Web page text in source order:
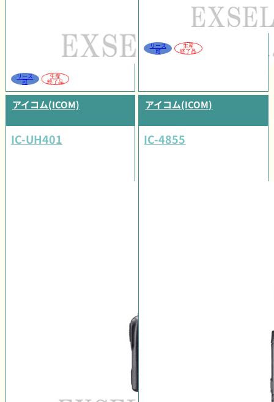
リース
可
生産
終了品
リース
可
生産
終了品
アイコム(ICOM)
IC-UH401
アイコム(ICOM)
IC-4855